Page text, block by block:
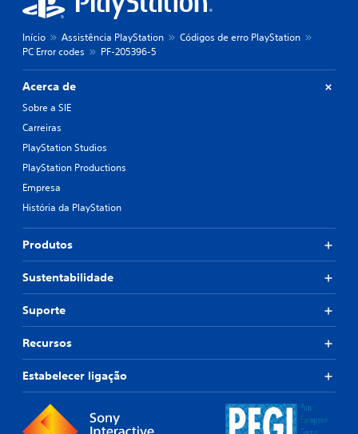
Início Assistência PlayStation
Códigos de erro PlayStation
PC Error codes
PF-205396-5
Acerca de
Sobre a SIE
Carreiras
PlayStation Studios
PlayStation Productions
Empresa
História da PlayStation
Produtos
Sustentabilidade
Suporte
Recursos
Estabelecer ligação